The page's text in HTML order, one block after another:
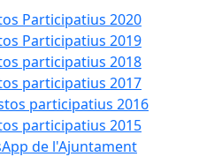
Participatius 2020
Participatius 2019
participatius 2018
participatius 2017
participatius 2016
participatius 2015
de l'Ajuntament